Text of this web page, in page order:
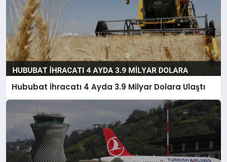
Hububat İhracatı 4 Ayda 3.9 Milyar Dolara Ulaştı